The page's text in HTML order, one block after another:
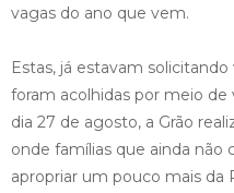
vagas do ano que vem.
Estas, já estavam
foram acolhidas por meio de
dia 27 de agosto, a Grão
onde famílias que ainda não
apropriar um pouco mais da